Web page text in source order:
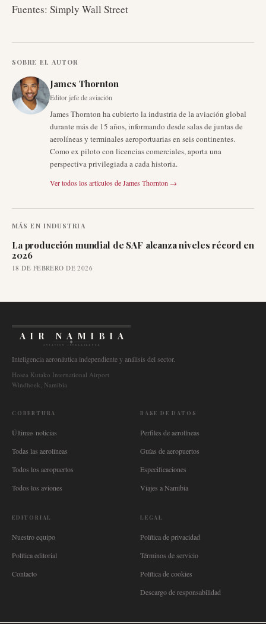
Fuentes: Simply Wall Street
SOBRE EL AUTOR
James Thornton
Editor jefe de aviación
James Thornton ha cubierto la industria de la aviación global
durante más de 15 años, informando desde salas de juntas de
aerolíneas y terminales aeroportuarias en seis continentes.
Como ex piloto con licencias comerciales, aporta una
perspectiva privilegiada a cada historia.
Ver todos los artículos deJames Thornton →
MÁS EN INDUSTRIA
La producción mundial de SAF alcanza niveles récord en
2026
18 DE FEBRERO DE 2026
AIR NAMIBIA
AVIATION INTELLIGENCE
Inteligencia aeronáutica independiente y análisis del sector.
Hosea Kutako International Airport
Windhoek, Namibia
COBERTURA
Últimas noticias
Todas las aerolíneas
Todos los aeropuertos
Todos los aviones
BASE DE DATOS
Perfiles de aerolíneas
Guías de aeropuertos
Especificaciones
Viajes a Namibia
EDITORIAL
Nuestro equipo
Política editorial
Contacto
LEGAL
Política de privacidad
Términos de servicio
Política de cookies
Descargo de responsabilidad